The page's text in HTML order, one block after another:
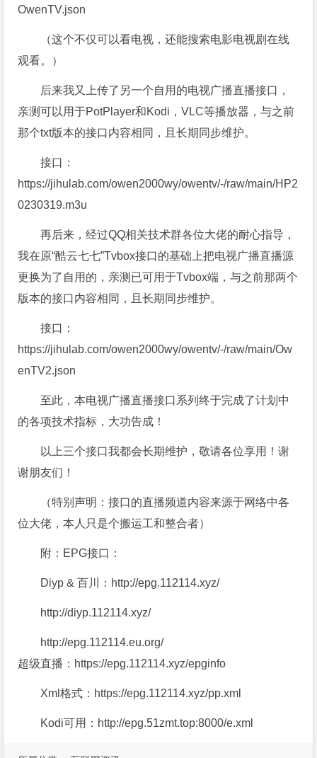
OwenTV.json
（这个不仅可以看电视，还能搜索电影电视剧在线
观看。）
后来我又上传了另一个自用的电视广播直播接口，
亲测可以用于PotPlayer和Kodi，VLC等播放器，与之前
那个txt版本的接口内容相同，且长期同步维护。
接口：
https://jihulab.com/owen2000wy/owentv/-/raw/main/HP2
0230319.m3u
再后来，经过QQ相关技术群各位大佬的耐心指导，
我在原“酷云七七”Tvbox接口的基础上把电视广播直播源
更换为了自用的，亲测已可用于Tvbox端，与之前那两个
版本的接口内容相同，且长期同步维护。
接口：
https://jihulab.com/owen2000wy/owentv/-/raw/main/Ow
enTV2.json
至此，本电视广播直播接口系列终于完成了计划中
的各项技术指标，大功告成！
以上三个接口我都会长期维护，敬请各位享用！谢
谢朋友们！
（特别声明：接口的直播频道内容来源于网络中各
位大佬，本人只是个搬运工和整合者）
附：EPG接口：
Diyp & 百川：http://epg.112114.xyz/
http://diyp.112114.xyz/
http://epg.112114.eu.org/
超级直播：https://epg.112114.xyz/epginfo
Xml格式：https://epg.112114.xyz/pp.xml
Kodi可用：http://epg.51zmt.top:8000/e.xml